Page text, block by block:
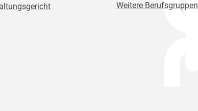
Weitere Berufsgruppen